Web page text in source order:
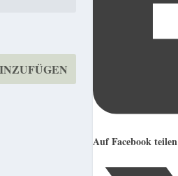
Auf Facebook teilen